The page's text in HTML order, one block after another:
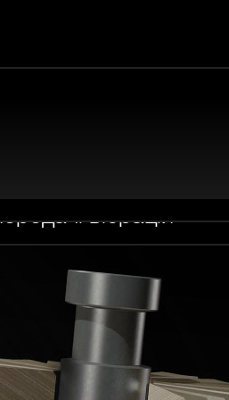
вібрацій
зменшують вібрації,
рамка вентилятора
вібрацій до мінімуму.